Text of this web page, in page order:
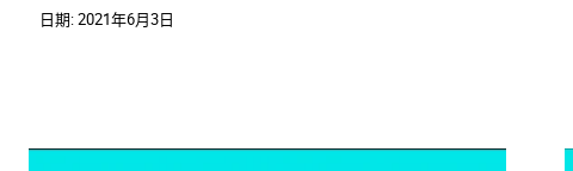
日期:2021年6月3日